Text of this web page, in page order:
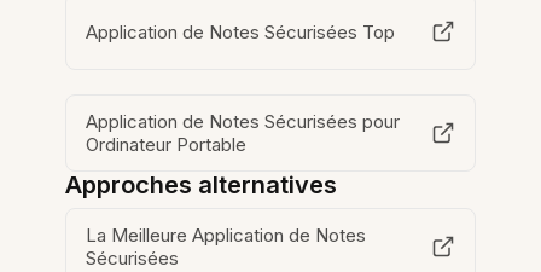
Application de Notes Sécurisées Top
Application de Notes Sécurisées pour
Ordinateur Portable
Approches alternatives
La Meilleure Application de Notes
Sécurisées